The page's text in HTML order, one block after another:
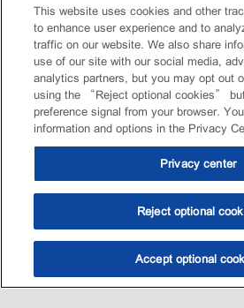
选油助手 查
This website uses cookies and other
to enhance user experience and to
traffic on our website. We also share
use of our site with our social media,
analytics partners, but you may opt out
using the “Reject optional cookies”
preference signal from your browser.
information and options in the Privacy
Privacy center
Reject optional
Accept optional